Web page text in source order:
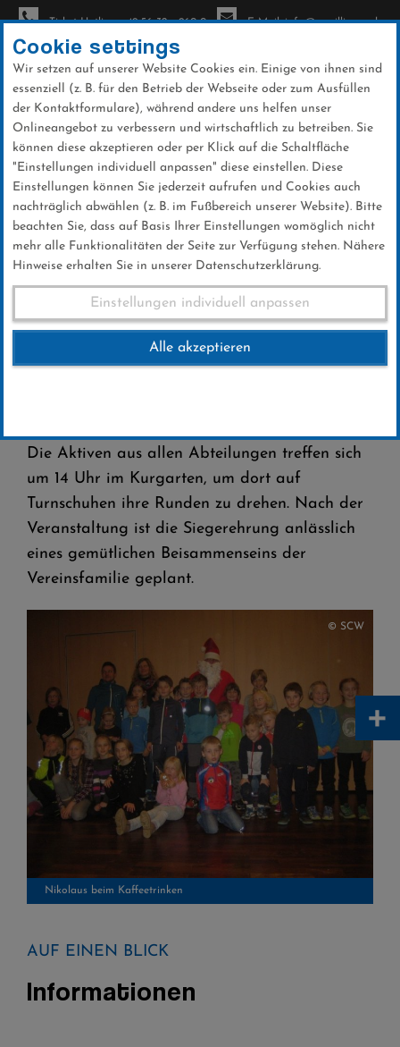
Direkt
zum
Inhalt
Ticket-Hotline: +49 56 32 - 960-0 E-Mail: info@sc-willingen.de
Nikolauslauf
Nikolauslauf
03.DEZEMBER 2017
Die Aktiven aus allen Abteilungen treffen sich
um 14 Uhr im Kurgarten, um dort auf
Turnschuhen ihre Runden zu drehen. Nach der
Veranstaltung ist die Siegerehrung anlässlich
eines gemütlichen Beisammenseins der
Vereinsfamilie geplant.
Nikolaus beim Kaffeetrinken
© SCW
AUF EINEN BLICK
Informationen
Cookie settings
Wir setzen auf unserer Website Cookies ein. Einige von ihnen sind
essenziell (z. B. für den Betrieb der Webseite oder zum Ausfüllen
der Kontaktformulare), während andere uns helfen unser
Onlineangebot zu verbessern und wirtschaftlich zu betreiben. Sie
können diese akzeptieren oder per Klick auf die Schaltfläche
"Einstellungen individuell anpassen" diese einstellen. Diese
Einstellungen können Sie jederzeit aufrufen und Cookies auch
nachträglich abwählen (z. B. im Fußbereich unserer Website). Bitte
beachten Sie, dass auf Basis Ihrer Einstellungen womöglich nicht
mehr alle Funktionalitäten der Seite zur Verfügung stehen. Nähere
Hinweise erhalten Sie in unserer Datenschutzerklärung.
Einstellungen individuell anpassen
Alle akzeptieren
+